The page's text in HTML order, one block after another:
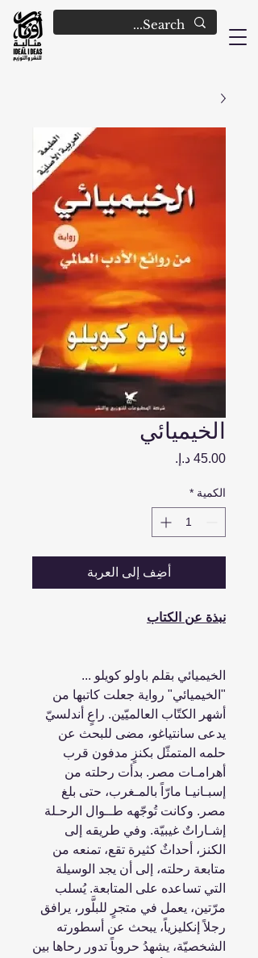
الخيميائي
الكمية *
أضِف إلى العربة
نبذة عن الكتاب
الخيميائي بقلم باولو كويلو ...
"الخيميائي" رواية جعلت كاتبها من
أشهر الكتّاب العالميّين. راعٍ أندلسيّ
يدعى سانتياغو، مضى للبحث عن
حلمه المتمثّل بكنزٍ مدفون قرب
أهرامـات مصر. بدأت رحلته من
إسبـانيـا مارّاً بالمـغرب، حتى بلغ
مصر. وكانت تُوجّهه طــوال الرحـلة
إشـاراتٌ غيبيّة. وفي طريقه إلى
الكنز، أحداثٌ كثيرة تقع، تمنعه من
متابعة رحلته، إلى أن يجد الوسيلة
التي تساعده على المتابعة. يُسلب
مرّتين، يعمل في متجرٍ للبلَّور، يرافق
رجلاً إنكليزياً، يبحث عن أسطورته
الشخصيّة، يشهدُ حروباً تدور رحاها بين